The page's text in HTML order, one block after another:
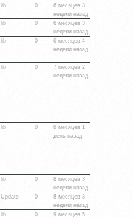
lib 0
6 месяцев 3
недели назад
lib 0
6 месяцев 3
недели назад
lib 0
6 месяцев 4
недели назад
lib 0
7 месяцев 2
недели назад
lib 0
8 месяцев 1
день назад
lib 0
8 месяцев 3
недели назад
Update 0
8 месяцев 3
недели назад
lib 0
9 месяцев 5